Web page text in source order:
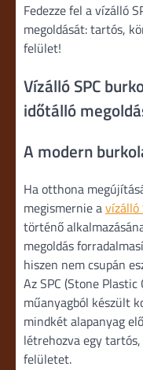
Fedezze fel a vízálló
megoldását: tartós,
felület!
Vízálló SPC
időtálló
A modern
Ha otthona
megismernie avízálló
történő
megoldás
hiszen nem csupán
Az SPC (Stone
műanyagból készült
mindkét alapanyag
létrehozva egy
felületet.